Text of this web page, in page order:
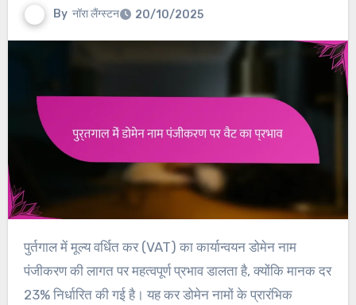
By नॉरा लैंग्स्टन 20/10/2025
पुर्तगाल में मूल्य वर्धित कर (VAT) का कार्यान्वयन डोमेन नाम
पंजीकरण की लागत पर महत्वपूर्ण प्रभाव डालता है, क्योंकि मानक दर
23% निर्धारित की गई है। यह कर डोमेन नामों के प्रारंभिक